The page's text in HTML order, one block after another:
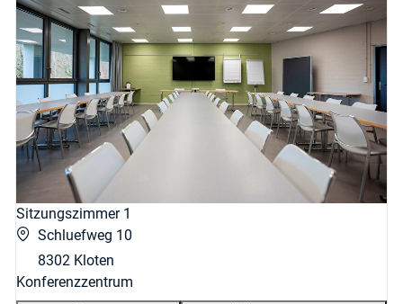
Sitzungszimmer 1
Schluefweg 10
8302 Kloten
Konferenzzentrum